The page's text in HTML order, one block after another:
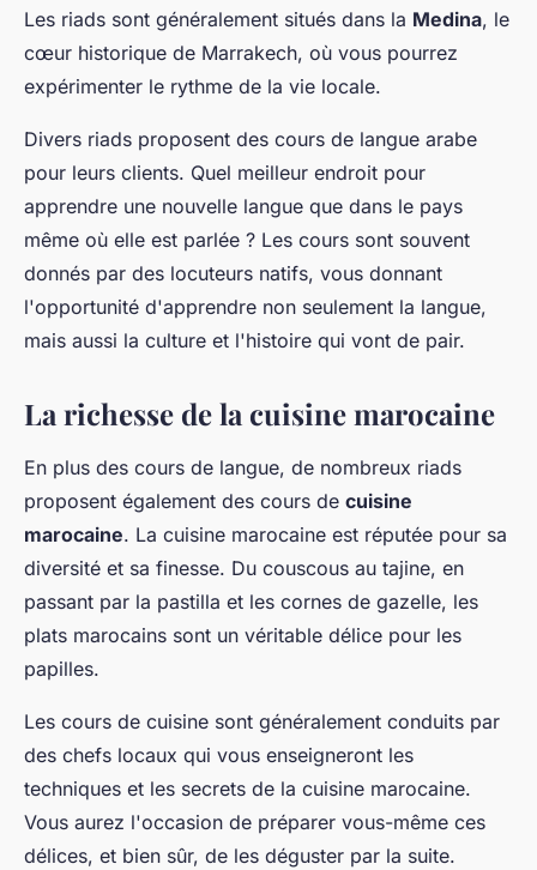
Les riads sont généralement situés dans la Medina, le
cœur historique de Marrakech, où vous pourrez
expérimenter le rythme de la vie locale.
Divers riads proposent des cours de langue arabe
pour leurs clients. Quel meilleur endroit pour
apprendre une nouvelle langue que dans le pays
même où elle est parlée ? Les cours sont souvent
donnés par des locuteurs natifs, vous donnant
l'opportunité d'apprendre non seulement la langue,
mais aussi la culture et l'histoire qui vont de pair.
La richesse de la cuisine marocaine
En plus des cours de langue, de nombreux riads
proposent également des cours de cuisine
marocaine. La cuisine marocaine est réputée pour sa
diversité et sa finesse. Du couscous au tajine, en
passant par la pastilla et les cornes de gazelle, les
plats marocains sont un véritable délice pour les
papilles.
Les cours de cuisine sont généralement conduits par
des chefs locaux qui vous enseigneront les
techniques et les secrets de la cuisine marocaine.
Vous aurez l'occasion de préparer vous-même ces
délices, et bien sûr, de les déguster par la suite.